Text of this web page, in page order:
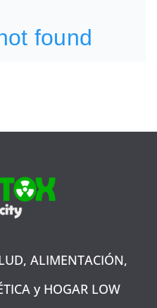
ALIMENTACIÓN,
y HOGAR LOW